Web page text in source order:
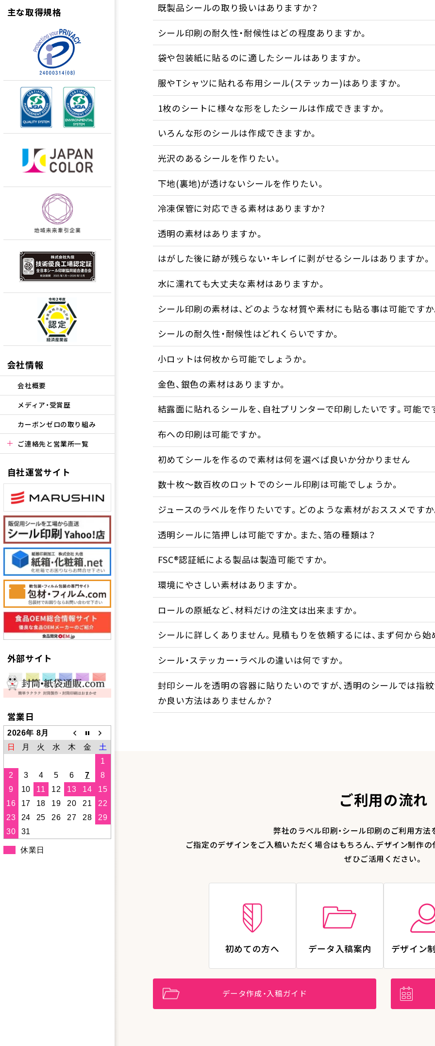
主な取得規格
会社情報
会社概要
メディア・受賞歴
カーボンゼロの取り組み
ご連絡先と営業所一覧
自社運営サイト
外部サイト
営業日
2026年 8月
日
月 火 水 木 金
土
1
2
3 4 5 6 7
8
9
10 11 12 13 14
15
16
17 18 19 20 21
22
23
24 25 26 27 28
29
30
31
休業日
既製品シールの取り扱いはありますか？
シール印刷の耐久性・耐候性はどの程度ありますか。
袋や包装紙に貼るのに適したシールはありますか。
服やTシャツに貼れる布用シール(ステッカー)はありますか。
1枚のシートに様々な形をしたシールは作成できますか。
いろんな形のシールは作成できますか。
光沢のあるシールを作りたい。
下地(裏地)が透けないシールを作りたい。
冷凍保管に対応できる素材はありますか?
透明の素材はありますか。
はがした後に跡が残らない・キレイに剥がせるシールはありますか。
水に濡れても大丈夫な素材はありますか。
シール印刷の素材は、どのような材質や素材にも貼る事は可能ですか
シールの耐久性・耐候性はどれくらいですか。
小ロットは何枚から可能でしょうか。
金色、銀色の素材はありますか。
結露面に貼れるシールを、自社プリンターで印刷したいです。可能で
布への印刷は可能ですか。
初めてシールを作るので素材は何を選べば良いか分かりません
数十枚〜数百枚のロットでのシール印刷は可能でしょうか。
ジュースのラベルを作りたいです。どのような素材がおススメですか
透明シールに箔押しは可能ですか。また、箔の種類は？
FSC®認証紙による製品は製造可能ですか。
環境にやさしい素材はありますか。
ロールの原紙など、材料だけの注文は出来ますか。
シールに詳しくありません。見積もりを依頼するには、まず何から
シール・ステッカー・ラベルの違いは何ですか。
封印シールを透明の容器に貼りたいのですが、透明のシールでは指
か良い方法はありませんか？
ご利用の流れ
弊社のラベル印刷・シール印刷のご利用方法
ご指定のデザインをご入稿いただく場合はもちろん、デザイン制作
ぜひご活用ください。
初めての方へ データ入稿案内 デザイン
データ作成・入稿ガイド